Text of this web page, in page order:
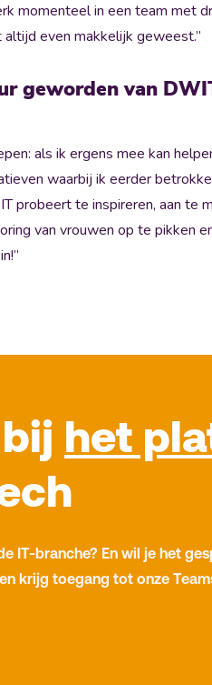
momenteel in een team met
even makkelijk geweest.”
geworden van
als ik ergens mee kan
waarbij ik eerder
probeert te inspireren, aan
van vrouwen op te pikken
het
IT-branche? En wil je het
krijg toegang tot onze